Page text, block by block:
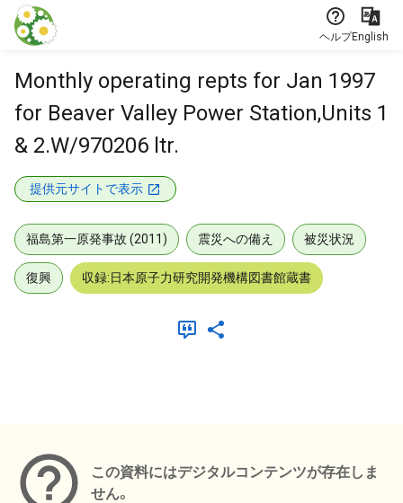
本文に飛ぶ
ヘルプEnglish
Monthly operating repts for Jan 1997
for Beaver Valley Power Station,Units 1
& 2.W/970206 ltr.
提供元サイトで表示
福島第一原発事故 (2011) 震災への備え 被災状況
復興 収録:日本原子力研究開発機構図書館蔵書
この資料にはデジタルコンテンツが存在しま
せん。